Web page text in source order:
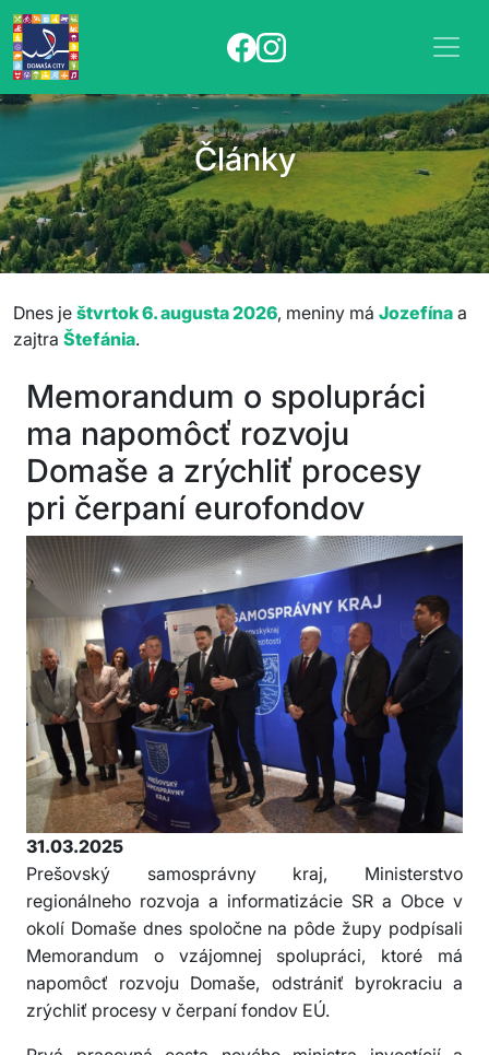
Články
Dnes je štvrtok 6. augusta 2026, meniny má Jozefína a
zajtra Štefánia.
Memorandum o spolupráci
ma napomôcť rozvoju
Domaše a zrýchliť procesy
pri čerpaní eurofondov
31.03.2025
Prešovský samosprávny kraj, Ministerstvo
regionálneho rozvoja a informatizácie SR a Obce v
okolí Domaše dnes spoločne na pôde župy podpísali
Memorandum o vzájomnej spolupráci, ktoré má
napomôcť rozvoju Domaše, odstrániť byrokraciu a
zrýchliť procesy v čerpaní fondov EÚ.